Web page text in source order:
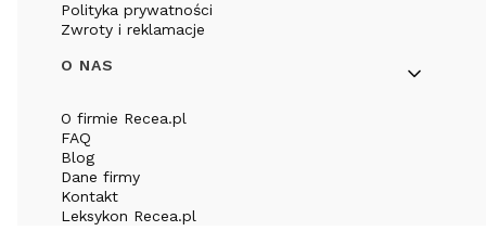
Polityka prywatności
Zwroty i reklamacje
O NAS
O firmie Recea.pl
FAQ
Blog
Dane firmy
Kontakt
Leksykon Recea.pl